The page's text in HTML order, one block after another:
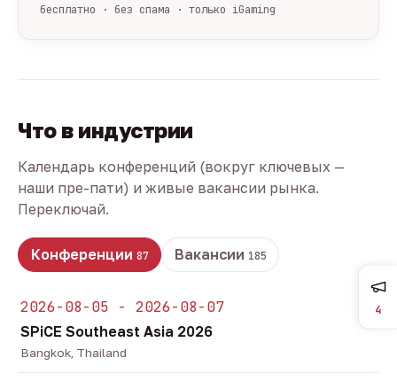
бесплатно · без спама · только iGaming
Что в индустрии
Календарь конференций (вокруг ключевых —
наши пре-пати) и живые вакансии рынка.
Переключай.
Конференции 87 Вакансии 185
2026-08-05 - 2026-08-07
SPiCE Southeast Asia 2026
Bangkok, Thailand
4